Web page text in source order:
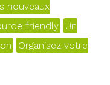
nouveaux
friendly
Un
Organisez votre